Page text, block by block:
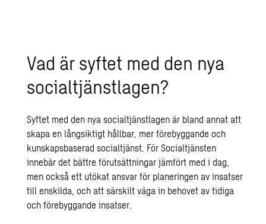
Vad är syftet med den nya
socialtjänstlagen?
Syftet med den nya socialtjänstlagen är bland annat att
skapa en långsiktigt hållbar, mer förebyggande och
kunskapsbaserad socialtjänst. För Socialtjänsten
innebär det bättre förutsättningar jämfört med i dag,
men också ett utökat ansvar för planeringen av insatser
till enskilda, och att särskilt väga in behovet av tidiga
och förebyggande insatser.